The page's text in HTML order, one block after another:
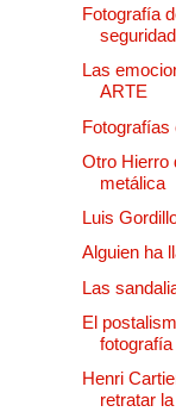
Fotografía
Las
ARTE
Fotografías
Otro Hierro
metálica
Luis
Alguien ha
Las
El
Henri
retratar